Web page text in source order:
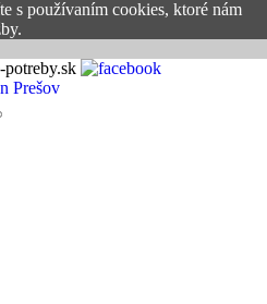
s používaním cookies, ktoré nám